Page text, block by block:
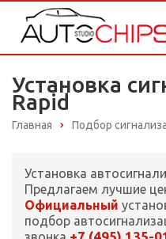
Установка
Rapid
Главная Подбор
Установка
Предлагаем лучшие
Официальный
подбор